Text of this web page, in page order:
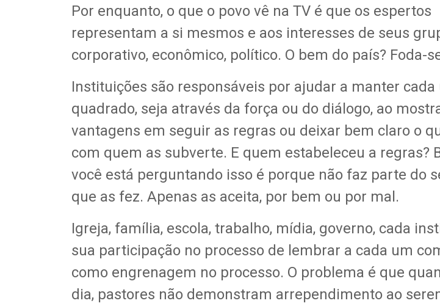
Por enquanto, o que o povo vê na TV é que os espertos
representam a si mesmos e aos interesses de seus
corporativo, econômico, político. O bem do país? Foda-
Instituições são responsáveis por ajudar a manter cada
quadrado, seja através da força ou do diálogo, ao
vantagens em seguir as regras ou deixar bem claro o
com quem as subverte. E quem estabeleceu a regras?
você está perguntando isso é porque não faz parte do
que as fez. Apenas as aceita, por bem ou por mal.
Igreja, família, escola, trabalho, mídia, governo, cada
sua participação no processo de lembrar a cada um
como engrenagem no processo. O problema é que
dia, pastores não demonstram arrependimento ao